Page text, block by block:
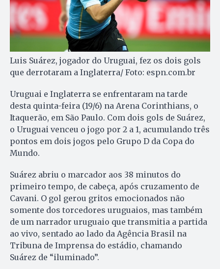
Luis Suárez, jogador do Uruguai, fez os dois gols
que derrotaram a Inglaterra/ Foto: espn.com.br
Uruguai e Inglaterra se enfrentaram na tarde
desta quinta-feira (19/6) na Arena Corinthians, o
Itaquerão, em São Paulo. Com dois gols de Suárez,
o Uruguai venceu o jogo por 2 a 1, acumulando três
pontos em dois jogos pelo Grupo D da Copa do
Mundo.
Suárez abriu o marcador aos 38 minutos do
primeiro tempo, de cabeça, após cruzamento de
Cavani. O gol gerou gritos emocionados não
somente dos torcedores uruguaios, mas também
de um narrador uruguaio que transmitia a partida
ao vivo, sentado ao lado da Agência Brasil na
Tribuna de Imprensa do estádio, chamando
Suárez de “iluminado”.